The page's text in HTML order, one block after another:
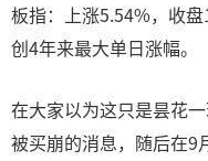
板指：上涨5.54%，收盘
创4年来最大单日涨幅。
在大家以为这只是昙花
被买崩的消息，随后在9